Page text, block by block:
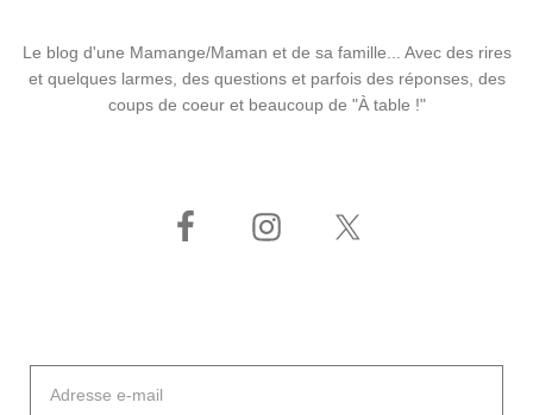
Le blog d'une Mamange/Maman et de sa famille... Avec des rires
et quelques larmes, des questions et parfois des réponses, des
coups de coeur et beaucoup de "À table !"